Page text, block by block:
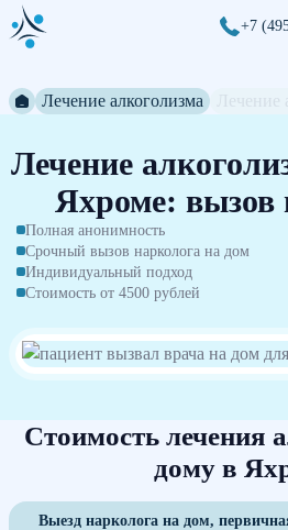
+7
Лечение алкоголизма
Лечение
Яхроме: вызов
Полная анонимность
Срочный вызов нарколога на дом
Индивидуальный подход
Стоимость от 4500 рублей
Стоимость лечения
дому в
Выезд нарколога на дом,